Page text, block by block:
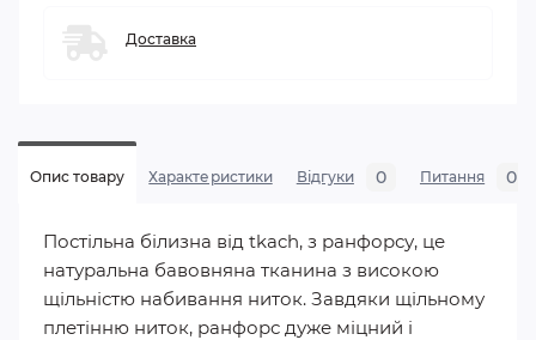
Доставка
Опис товару Характеристики Відгуки 0 Питання 0
Постільна білизна від tkach, з ранфорсу, це
натуральна бавовняна тканина з високою
щільністю набивання ниток. Завдяки щільному
плетінню ниток, ранфорс дуже міцний і